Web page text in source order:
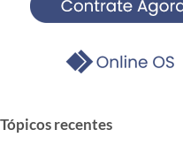
Tópicos recentes